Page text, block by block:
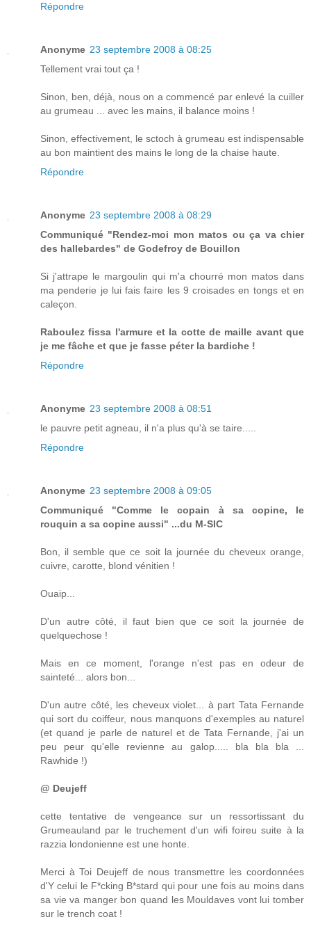
Répondre
Anonyme 23 septembre 2008 à 08:25
Tellement vrai tout ça !
Sinon, ben, déjà, nous on a commencé par enlevé la cuiller
au grumeau ... avec les mains, il balance moins !
Sinon, effectivement, le sctoch à grumeau est indispensable
au bon maintient des mains le long de la chaise haute.
Répondre
Anonyme 23 septembre 2008 à 08:29
Communiqué "Rendez-moi mon matos ou ça va chier
des hallebardes" de Godefroy de Bouillon
Si j'attrape le margoulin qui m'a chourré mon matos dans
ma penderie je lui fais faire les 9 croisades en tongs et en
caleçon.
Raboulez fissa l'armure et la cotte de maille avant que
je me fâche et que je fasse péter la bardiche !
Répondre
Anonyme 23 septembre 2008 à 08:51
le pauvre petit agneau, il n'a plus qu'à se taire.....
Répondre
Anonyme 23 septembre 2008 à 09:05
Communiqué "Comme le copain à sa copine, le
rouquin a sa copine aussi" ...du M-SIC
Bon, il semble que ce soit la journée du cheveux orange,
cuivre, carotte, blond vénitien !
Ouaip...
D'un autre côté, il faut bien que ce soit la journée de
quelquechose !
Mais en ce moment, l'orange n'est pas en odeur de
sainteté... alors bon...
D'un autre côté, les cheveux violet... à part Tata Fernande
qui sort du coiffeur, nous manquons d'exemples au naturel
(et quand je parle de naturel et de Tata Fernande, j'ai un
peu peur qu'elle revienne au galop..... bla bla bla ...
Rawhide !)
@ Deujeff
cette tentative de vengeance sur un ressortissant du
Grumeauland par le truchement d'un wifi foireu suite à la
razzia londonienne est une honte.
Merci à Toi Deujeff de nous transmettre les coordonnées
d'Y celui le F*cking B*stard qui pour une fois au moins dans
sa vie va manger bon quand les Mouldaves vont lui tomber
sur le trench coat !